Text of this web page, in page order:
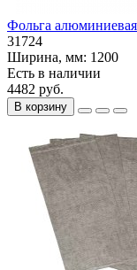
Фольга
31724
Ширина, мм: 1200
Есть в наличии
4482 руб.
В корзину